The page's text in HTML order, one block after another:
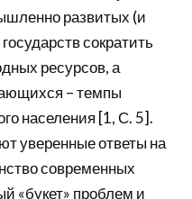
развитых (и
сократить
ресурсов, а
– темпы
населения [1, С. 5].
уверенные ответы на
современных
«букет» проблем и